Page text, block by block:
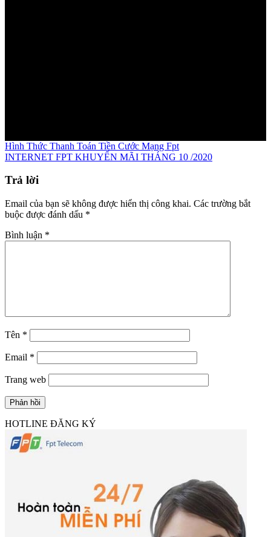
Hình Thức Thanh Toán Tiền Cước Mạng Fpt
INTERNET FPT KHUYẾN MÃI THÁNG 10 /2020
Trả lời
Email của bạn sẽ không được hiển thị công khai. Các trường bắt
buộc được đánh dấu *
Bình luận *
Tên *
Email *
Trang web
HOTLINE ĐĂNG KÝ